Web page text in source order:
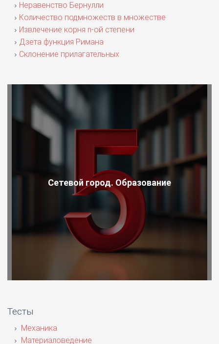
Неравенство Бернулли
Количество подмножеств в множестве
Извлечение корня n-ой степени
Дзета функция Римана
Склонение прилагательных
Сетевой город. Образование
Тесты
Механика
Материаловедение